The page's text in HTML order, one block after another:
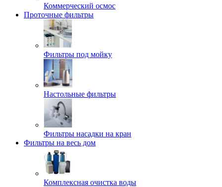
Коммерческий осмос
Проточные фильтры
Фильтры под мойку
Настольные фильтры
Фильтры насадки на кран
Фильтры на весь дом
Комплексная очистка воды